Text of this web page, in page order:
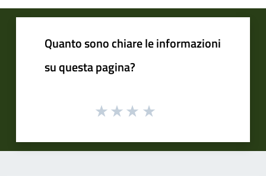
Quanto sono chiare le informazioni
su questa pagina?